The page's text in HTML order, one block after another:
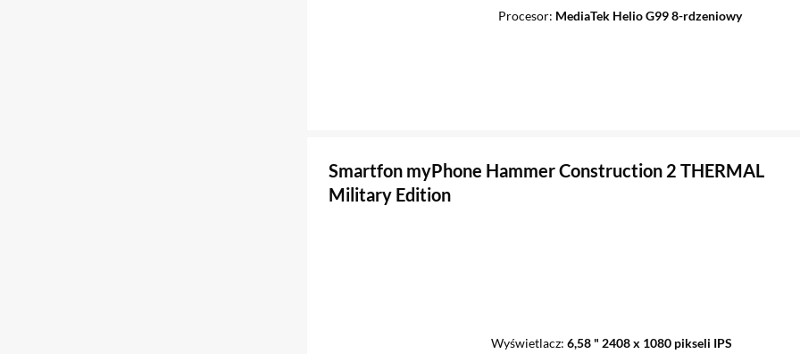
Procesor MediaTek Helio G99 8-rdzeniowy
Smartfon myPhone Hammer Construction 2 THERMAL
Military Edition
Wyświetlacz 6,58 " 2408 x 1080 pikseli IPS